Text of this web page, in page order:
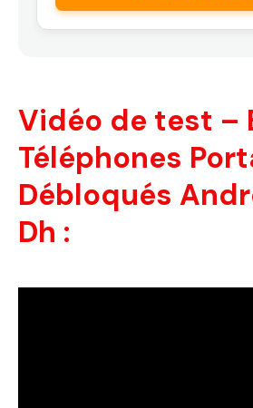
Vidéo de test –
Téléphones
Débloqués
Dh :